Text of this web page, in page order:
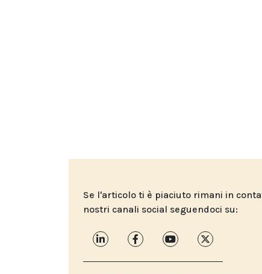
Se l'articolo ti è piaciuto rimani in
nostri canali social seguendoci su: